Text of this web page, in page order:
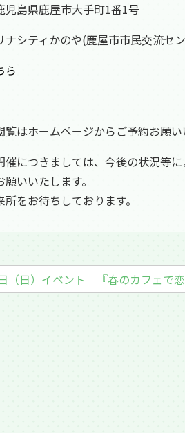
児島県鹿屋市大手町1番1号
ナシティかのや(鹿屋市市民交流
ら
はホームページからご予約お願い
催につきましては、今後の状況等
いいたします。
をお待ちしております。
日）イベント 『春のカフェで